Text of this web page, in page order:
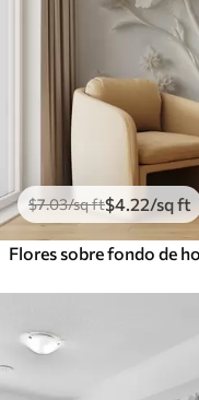
$7.03/sq ft$4.22/sq ft